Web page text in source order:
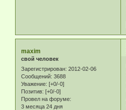
maxim
свой человек
Зарегистрирован: 2012-02-06
Сообщений: 3688
Уважение: [+0/-0]
Позитив: [+0/-0]
Провел на форуме:
3 месяца 24 дня